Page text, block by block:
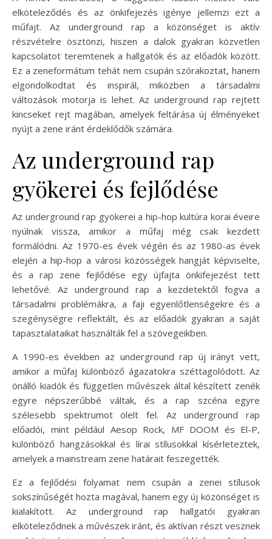
elköteleződés és az önkifejezés igénye jellemzi ezt a
műfajt. Az underground rap a közönséget is aktív
részvételre ösztönzi, hiszen a dalok gyakran közvetlen
kapcsolatot teremtenek a hallgatók és az előadók között.
Ez a zeneformátum tehát nem csupán szórakoztat, hanem
elgondolkodtat és inspirál, miközben a társadalmi
változások motorja is lehet. Az underground rap rejtett
kincseket rejt magában, amelyek feltárása új élményeket
nyújt a zene iránt érdeklődők számára.
Az underground rap
gyökerei és fejlődése
Az underground rap gyökerei a hip-hop kultúra korai éveire
nyúlnak vissza, amikor a műfaj még csak kezdett
formálódni. Az 1970-es évek végén és az 1980-as évek
elején a hip-hop a városi közösségek hangját képviselte,
és a rap zene fejlődése egy újfajta önkifejezést tett
lehetővé. Az underground rap a kezdetektől fogva a
társadalmi problémákra, a faji egyenlőtlenségekre és a
szegénységre reflektált, és az előadók gyakran a saját
tapasztalataikat használták fel a szövegeikben.
A 1990-es években az underground rap új irányt vett,
amikor a műfaj különböző ágazatokra széttagolódott. Az
önálló kiadók és független művészek által készített zenék
egyre népszerűbbé váltak, és a rap szcéna egyre
szélesebb spektrumot ölelt fel. Az underground rap
előadói, mint például Aesop Rock, MF DOOM és El-P,
különböző hangzásokkal és lírai stílusokkal kísérleteztek,
amelyek a mainstream zene határait feszegették.
Ez a fejlődési folyamat nem csupán a zenei stílusok
sokszínűségét hozta magával, hanem egy új közönséget is
kialakított. Az underground rap hallgatói gyakran
elköteleződnek a művészek iránt, és aktívan részt vesznek